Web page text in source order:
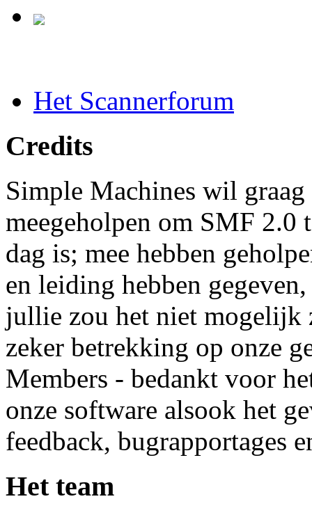
Het Scannerforum
Credits
Simple Machines wil graag
meegeholpen om SMF 2.0
dag is; mee hebben
en leiding hebben
jullie zou het niet mogelijk
zeker betrekking op onze
Members - bedankt voor
onze software alsook het
feedback, bugrapportages
Het team